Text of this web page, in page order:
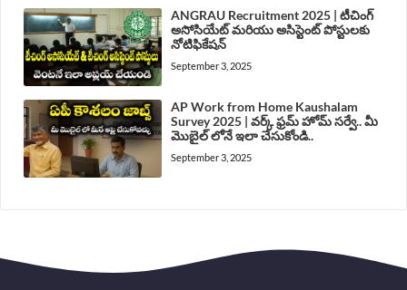
ANGRAU Recruitment 2025 | టీచింగ్
అసోసియేట్ మరియు అసిస్టెంట్ పోస్టులకు
నోటిఫికేషన్
September 3, 2025
AP Work from Home Kaushalam
Survey 2025 | వర్క్ ఫ్రమ్ హోమ్ సర్వే.. మీ
మొబైల్ లోనే ఇలా చేసుకోండి..
September 3, 2025